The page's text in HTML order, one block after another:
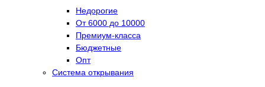
Недорогие
От 6000 до 10000
Премиум-класса
Бюджетные
Опт
Система открывания